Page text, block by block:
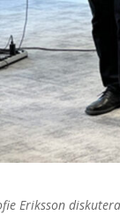
Eriksson